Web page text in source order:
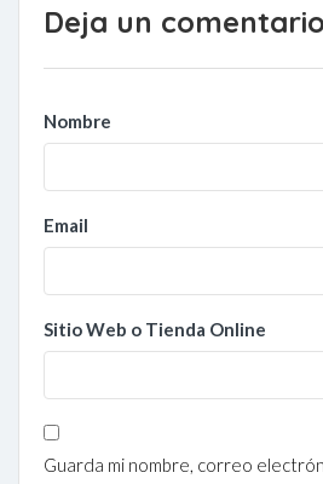
Deja un comentario
Nombre
Email
Sitio Web o Tienda Online
Guarda mi nombre, correo